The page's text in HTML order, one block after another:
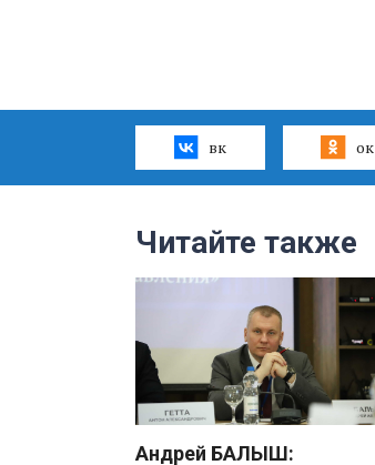
вк ок
Читайте также
Андрей БАЛЫШ: